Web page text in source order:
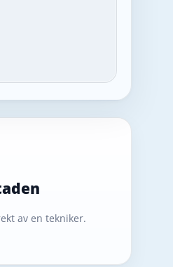
av en tekniker.